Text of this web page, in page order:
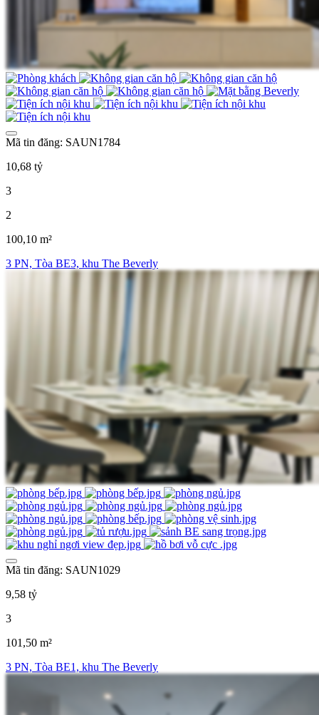
Mã tin đăng: SAUN1784
10,68 tỷ
3
2
100,10 m²
3 PN, Tòa BE3, khu The Beverly
Mã tin đăng: SAUN1029
9,58 tỷ
3
101,50 m²
3 PN, Tòa BE1, khu The Beverly